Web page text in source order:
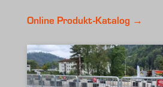
Online Produkt-Katalog →